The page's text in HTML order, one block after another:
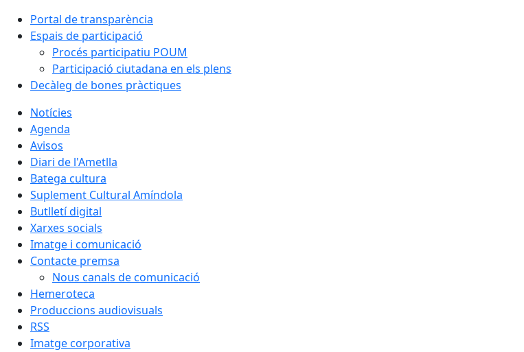
Portal de transparència
Espais de participació
Procés participatiu POUM
Participació ciutadana en els plens
Decàleg de bones pràctiques
Notícies
Agenda
Avisos
Diari de l'Ametlla
Batega cultura
Suplement Cultural Amíndola
Butlletí digital
Xarxes socials
Imatge i comunicació
Contacte premsa
Nous canals de comunicació
Hemeroteca
Produccions audiovisuals
RSS
Imatge corporativa